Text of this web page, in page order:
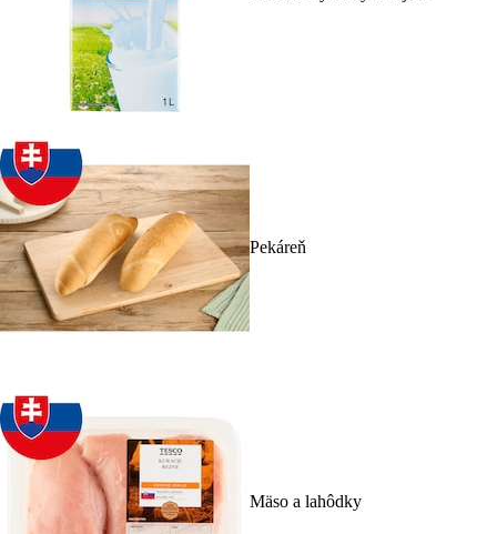
Pekáreň
Mäso a lahôdky